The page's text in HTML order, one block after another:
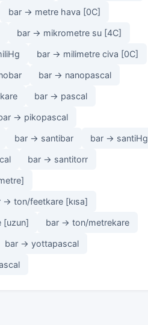
bar → metre hava [0C]
bar → mikrometre su [4C]
bar → milimetre civa [0C]
bar → nanopascal
bar → pascal
→ pikopascal
bar → santibar bar → santiHg
bar → santitorr
→ ton/feetkare [kısa]
[uzun] bar → ton/metrekare
bar → yottapascal